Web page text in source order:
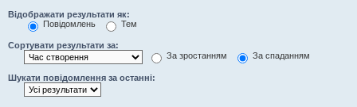
Відображати результати як:
Повідомлень
Тем
Сортувати результати за:
За зростанням
За спаданням
Шукати повідомлення за останні: